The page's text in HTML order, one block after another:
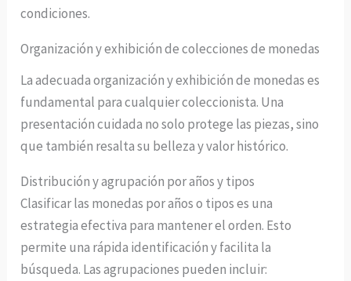
condiciones.
Organización y exhibición de colecciones de monedas
La adecuada organización y exhibición de monedas es
fundamental para cualquier coleccionista. Una
presentación cuidada no solo protege las piezas, sino
que también resalta su belleza y valor histórico.
Distribución y agrupación por años y tipos
Clasificar las monedas por años o tipos es una
estrategia efectiva para mantener el orden. Esto
permite una rápida identificación y facilita la
búsqueda. Las agrupaciones pueden incluir: